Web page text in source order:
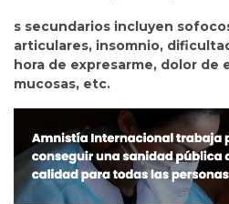
s secundarios incluyen
articulares, insomnio,
hora de expresarme, dolor de
mucosas, etc.